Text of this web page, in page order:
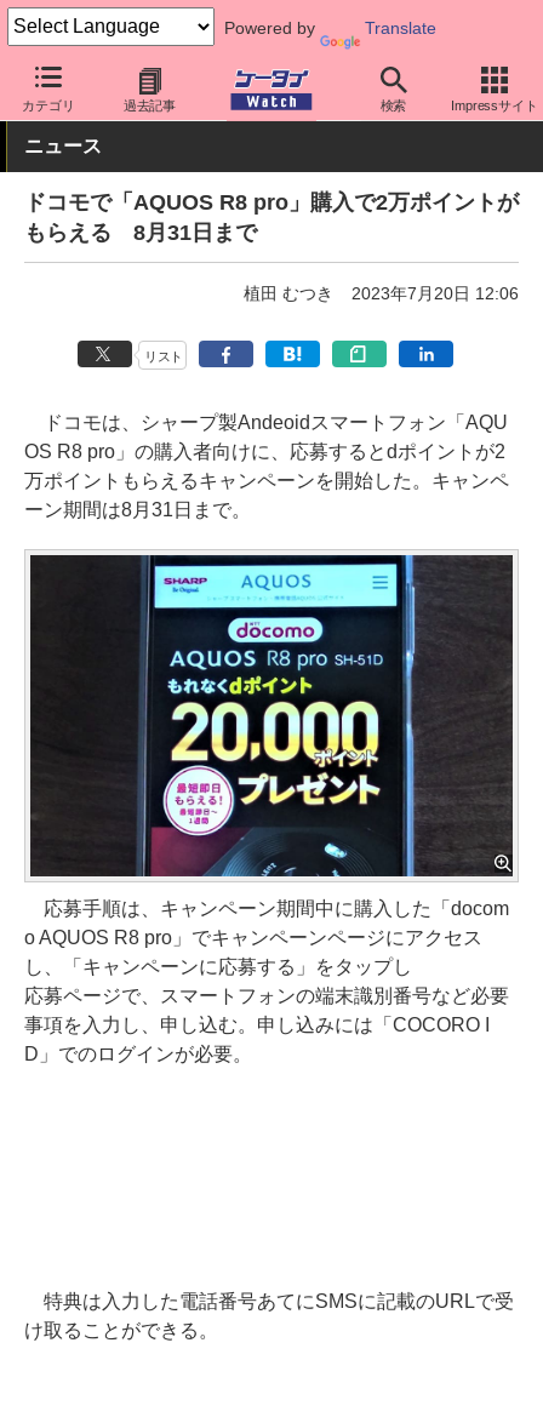
Powered by Translate
カテゴリ 過去記事 検索 Impressサイト
ケータイ Watch OS Android AQUOS
ニュース
ドコモで「AQUOS R8 pro」購入で2万ポイントが
もらえる 8月31日まで
植田 むつき 2023年7月20日 12:06
リスト
ドコモは、シャープ製Andeoidスマートフォン「AQU
OS R8 pro」の購入者向けに、応募するとdポイントが2
万ポイントもらえるキャンペーンを開始した。キャンペ
ーン期間は8月31日まで。
応募手順は、キャンペーン期間中に購入した「docom
o AQUOS R8 pro」でキャンペーンページにアクセス
し、「キャンペーンに応募する」をタップし
応募ページで、スマートフォンの端末識別番号など必要
事項を入力し、申し込む。申し込みには「COCORO I
D」でのログインが必要。
特典は入力した電話番号あてにSMSに記載のURLで受
け取ることができる。